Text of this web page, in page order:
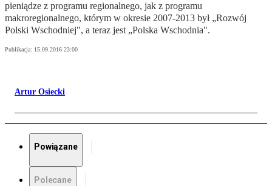
pieniądze z programu regionalnego, jak z programu
makroregionalnego, którym w okresie 2007-2013 był „Rozwój
Polski Wschodniej", a teraz jest „Polska Wschodnia".
Publikacja: 15.09.2016 23:00
Artur Osiecki
Powiązane
Polecane